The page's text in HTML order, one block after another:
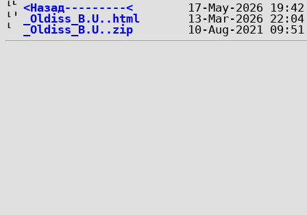
<Назад---------<
_Oldiss_B.U..html
_Oldiss_B.U..zip